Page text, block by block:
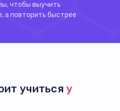
чтобы выучить
а повторить быстрее
учиться у